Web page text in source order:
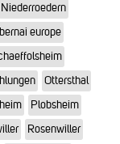
Niederroedern
europe
Ottersthal
Plobsheim
Rosenwiller